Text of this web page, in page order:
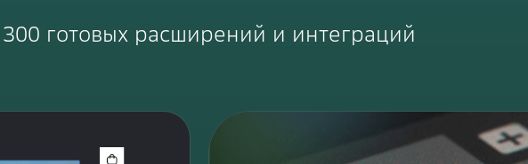
готовых расширений и интеграций